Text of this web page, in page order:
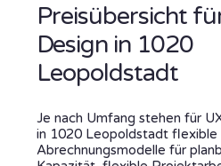
Preisübersicht
Design in 1020
Leopoldstadt
Je nach Umfang stehen für
in 1020 Leopoldstadt flexible
Abrechnungsmodelle für